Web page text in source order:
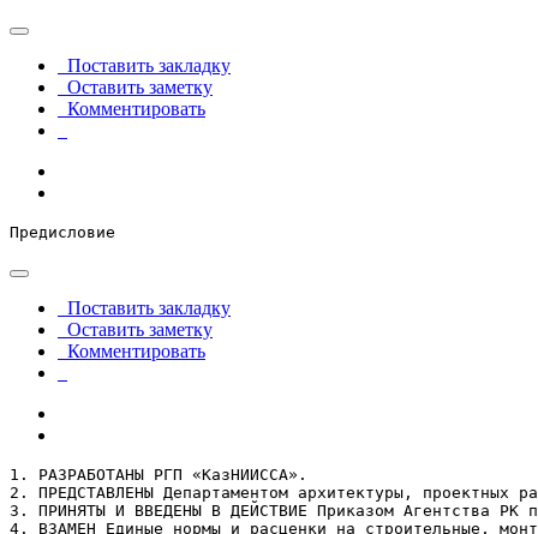
Поставить закладку
Оставить заметку
Комментировать
Предисловие
Поставить закладку
Оставить заметку
Комментировать
1. РАЗРАБОТАНЫ РГП «КазНИИССА».
2. ПРЕДСТАВЛЕНЫ Департаментом архитектуры, проектных
3. ПРИНЯТЫ И ВВЕДЕНЫ В ДЕЙСТВИЕ Приказом Агентства
4. ВЗАМЕН Единые нормы и расценки на строительные,